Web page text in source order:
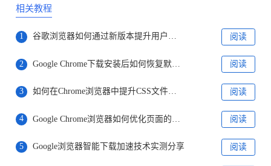
相关教程
1 谷歌浏览器如何通过新版本提升用户交互体验 阅读
2 Google Chrome下载安装后如何恢复默认设置 阅读
3 如何在Chrome浏览器中提升CSS文件的渲染速度 阅读
4 阅读
5 Google浏览器智能下载加速技术实测分享 阅读